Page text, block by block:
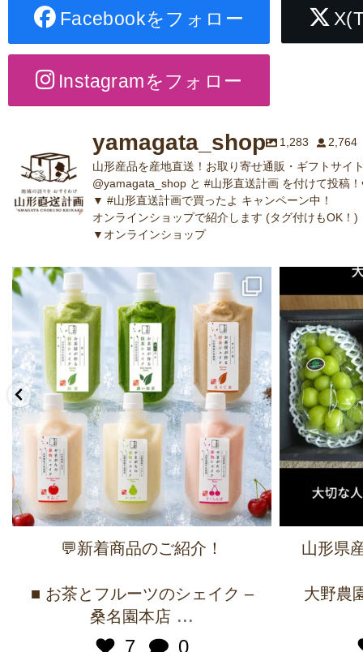
Facebookをフォロー
Instagramをフォロー
yamagata_shop 1,283
2,764
山形産品を産地直送！お取り寄せ通販・ギフトサイ
@yamagata_shop と #山形直送計画 を付けて投稿
▼ #山形直送計画で買ったよ キャンペーン中！
オンラインショップで紹介します (タグ付けもOK！)
▼オンラインショップ
💬新着商品のご紹介！
■ お茶とフルーツのシェイク –
桑名園本店 ...
7
0
山形県
大野農